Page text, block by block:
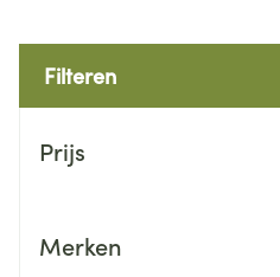
Filteren
Prijs
Merken